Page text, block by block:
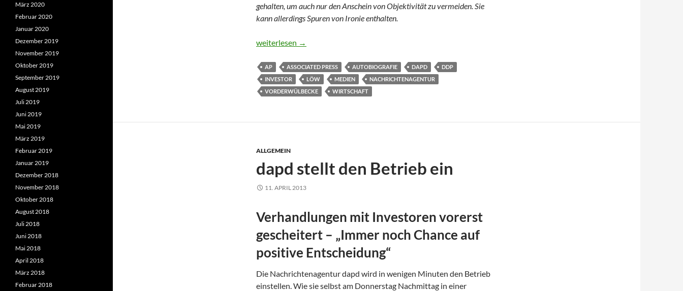
gehalten, um auch nur den Anschein von Objektivität zu vermeiden. Sie
kann allerdings Spuren von Ironie enthalten.
Von Wohltätern und subalternen Journalisten
weiterlesen →
AP ASSOCIATED PRESS AUTOBIOGRAFIE DAPD
DDP
INVESTOR
LÖW MEDIEN
NACHRICHTENAGENTUR
VORDERWÜLBECKE
WIRTSCHAFT
ALLGEMEIN
dapd stellt den Betrieb ein
11. APRIL 2013
Verhandlungen mit Investoren vorerst
gescheitert – „Immer noch Chance auf
positive Entscheidung“
Die Nachrichtenagentur dapd wird in wenigen Minuten den Betrieb
einstellen. Wie sie selbst am Donnerstag Nachmittag in einer
März 2020
Februar 2020
Januar 2020
Dezember 2019
November 2019
Oktober 2019
September 2019
August 2019
Juli 2019
Juni 2019
Mai 2019
März 2019
Februar 2019
Januar 2019
Dezember 2018
November 2018
Oktober 2018
August 2018
Juli 2018
Juni 2018
Mai 2018
April 2018
März 2018
Februar 2018